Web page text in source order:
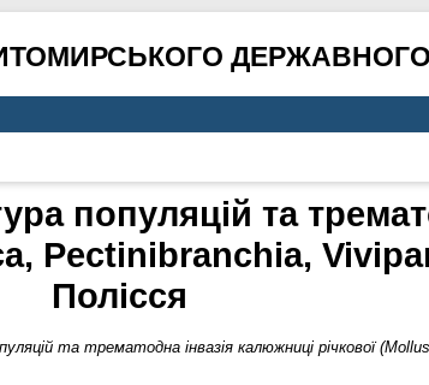
ДЕРЖАВНОГО
популяцій та
Pectinibranchia,
Полісся
та трематодна інвазія калюжниці річкової